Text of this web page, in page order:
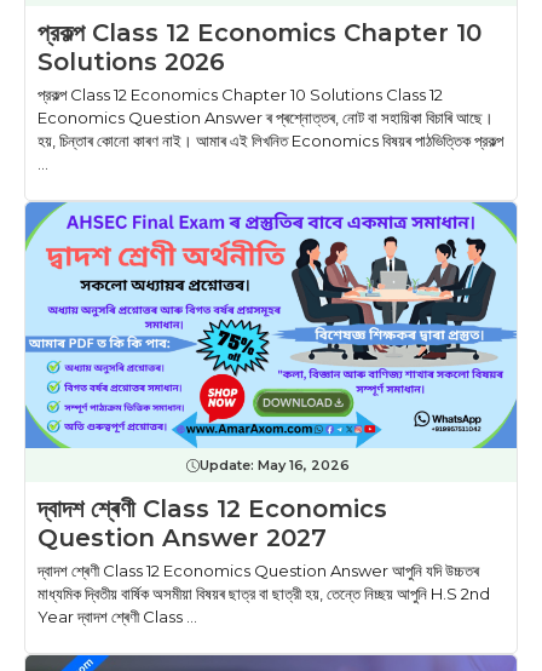
প্রকল্প Class 12 Economics Chapter 10
Solutions 2026
প্রকল্প Class 12 Economics Chapter 10 Solutions Class 12
Economics Question Answer ৰ প্ৰশ্নোত্তৰ, নোট বা সহায়িকা বিচাৰি আছে।
হয়, চিন্তাৰ কোনো কাৰণ নাই। আমাৰ এই লিখনিত Economics বিষয়ৰ পাঠভিত্তিক প্রকল্প
...
Update: May 16, 2026
দ্বাদশ শ্ৰেণী Class 12 Economics
Question Answer 2027
দ্বাদশ শ্ৰেণী Class 12 Economics Question Answer আপুনি যদি উচ্চতৰ
মাধ্যমিক দ্বিতীয় বাৰ্ষিক অসমীয়া বিষয়ৰ ছাত্র বা ছাত্রী হয়, তেন্তে নিচ্ছয় আপুনি H.S 2nd
Year দ্বাদশ শ্ৰেণী Class ...